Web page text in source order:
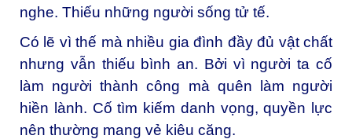
nghe. Thiếu những người sống tử tế.
Có lẽ vì thế mà nhiều gia đình đầy đủ vật chất
nhưng vẫn thiếu bình an. Bởi vì người ta cố
làm người thành công mà quên làm người
hiền lành. Cố tìm kiếm danh vọng, quyền lực
nên thường mang vẻ kiêu căng.